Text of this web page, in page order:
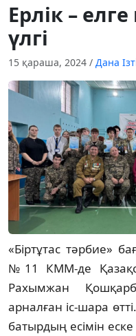
Ерлік –
үлгі
15 қараша, 2024 / Дана
«Біртұтас тәрбие»
№11 КММ-де
Рахымжан
арналған іс-шара
батырдың есімін